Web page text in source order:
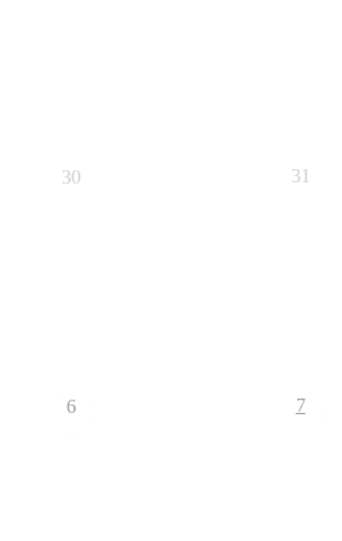
30 31
6 7